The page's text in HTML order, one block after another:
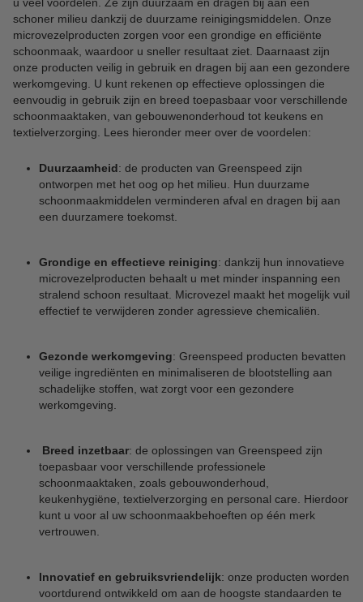
schoner milieu dankzij de duurzame reinigingsmiddelen. Onze
microvezelproducten zorgen voor een grondige en efficiënte
schoonmaak, waardoor u sneller resultaat ziet. Daarnaast zijn
onze producten veilig in gebruik en dragen bij aan een gezondere
werkomgeving. U kunt rekenen op effectieve oplossingen die
eenvoudig in gebruik zijn en breed toepasbaar voor verschillende
schoonmaaktaken, van gebouwenonderhoud tot keukens en
textielverzorging. Lees hieronder meer over de voordelen:
Duurzaamheid: de producten van Greenspeed zijn
ontworpen met het oog op het milieu. Hun duurzame
schoonmaakmiddelen verminderen afval en dragen bij aan
een duurzamere toekomst.
Grondige en effectieve reiniging: dankzij hun innovatieve
microvezelproducten behaalt u met minder inspanning een
stralend schoon resultaat. Microvezel maakt het mogelijk vuil
effectief te verwijderen zonder agressieve chemicaliën.
Gezonde werkomgeving: Greenspeed producten bevatten
veilige ingrediënten en minimaliseren de blootstelling aan
schadelijke stoffen, wat zorgt voor een gezondere
werkomgeving.
Breed inzetbaar: de oplossingen van Greenspeed zijn
toepasbaar voor verschillende professionele
schoonmaaktaken, zoals gebouwonderhoud,
keukenhygiëne, textielverzorging en personal care. Hierdoor
kunt u voor al uw schoonmaakbehoeften op één merk
vertrouwen.
Innovatief en gebruiksvriendelijk: onze producten worden
voortdurend ontwikkeld om aan de hoogste standaarden te